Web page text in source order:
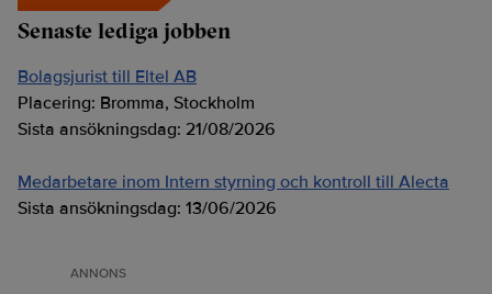
Senaste lediga jobben
Bolagsjurist till Eltel AB
Placering: Bromma, Stockholm
Sista ansökningsdag: 21/08/2026
Medarbetare inom Intern styrning och kontroll till Alecta
Sista ansökningsdag: 13/06/2026
ANNONS